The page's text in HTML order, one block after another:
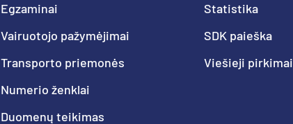
Egzaminai
Vairuotojo pažymėjimai
Transporto priemonės
Numerio ženklai
Duomenų teikimas
Statistika
SDK paieška
Viešieji pirkimai